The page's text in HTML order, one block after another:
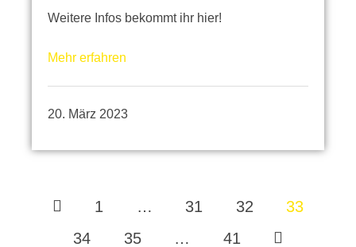
Weitere Infos bekommt ihr hier!
Mehr erfahren
20. März 2023
1 31 32
33
34
35 41